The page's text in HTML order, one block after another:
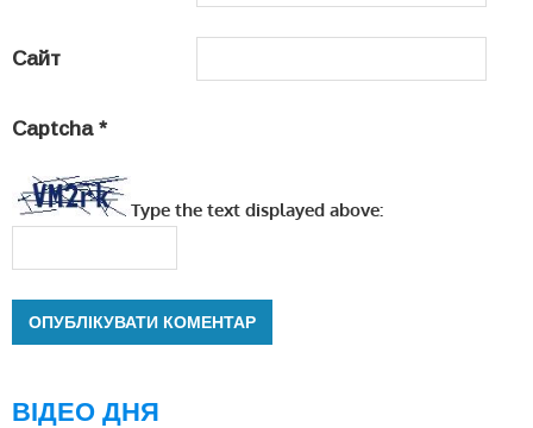
Сайт
Captcha *
Type the text displayed above:
ВІДЕО ДНЯ